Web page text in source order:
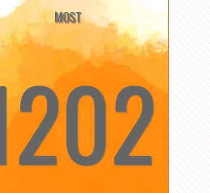
MOST
☆